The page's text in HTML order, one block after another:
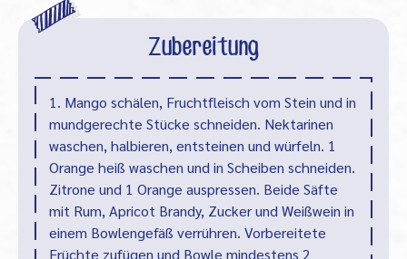
Zubereitung
1. Mango schälen, Fruchtfleisch vom Stein und in
mundgerechte Stücke schneiden. Nektarinen
waschen, halbieren, entsteinen und würfeln. 1
Orange heiß waschen und in Scheiben schneiden.
Zitrone und 1 Orange auspressen. Beide Säfte
mit Rum, Apricot Brandy, Zucker und Weißwein in
einem Bowlengefäß verrühren. Vorbereitete
Früchte zufügen und Bowle mindestens 2